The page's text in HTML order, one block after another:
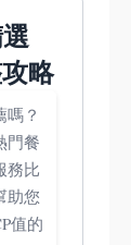
略
？
門餐
務比
助您
值的